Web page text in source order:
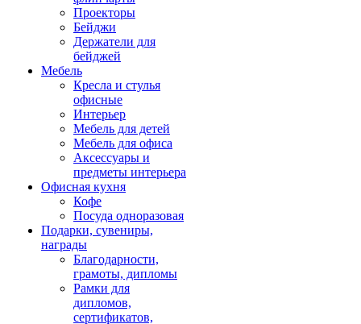
Проекторы
Бейджи
Держатели для
бейджей
Мебель
Кресла и стулья
офисные
Интерьер
Мебель для детей
Мебель для офиса
Аксессуары и
предметы интерьера
Офисная кухня
Кофе
Посуда одноразовая
Подарки, сувениры,
награды
Благодарности,
грамоты, дипломы
Рамки для
дипломов,
сертификатов,